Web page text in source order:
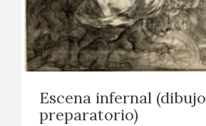
Escena infernal (dibujo
preparatorio)